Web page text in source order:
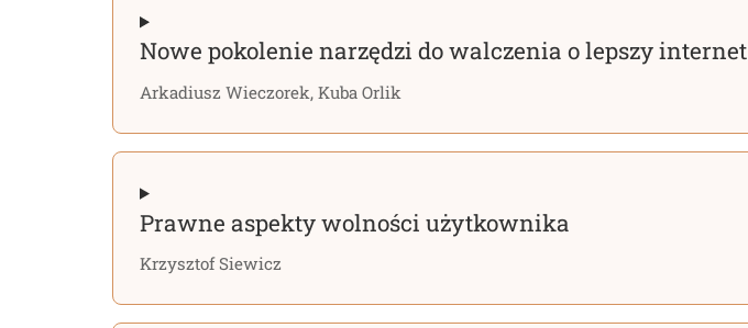
Nowe pokolenie narzędzi do walczenia o lepszy internet
Arkadiusz Wieczorek, Kuba Orlik
Prawne aspekty wolności użytkownika
Krzysztof Siewicz